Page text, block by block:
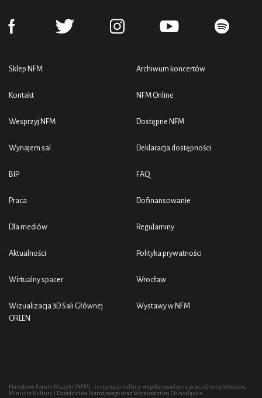
Sklep NFM
Kontakt
Wesprzyj NFM
Wynajem sal
BIP
Praca
Dla mediów
Aktualności
Wirtualny spacer
Wizualizacja 3D Sali Głównej
ORLEN
Archiwum koncertów
NFM Online
Dostępne NFM
Deklaracja dostępności
FAQ
Dofinansowanie
Regulaminy
Polityka prywatności
Wrocław
Wystawy w NFM
Narodowe Forum Muzyki (NFM) - instytucja kultury współprowadzona przez Gminę Wrocław,
Ministra Kultury i Dziedzictwa Narodowego oraz Województwo Dolnośląskie